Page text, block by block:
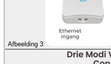
Afbeelding 3